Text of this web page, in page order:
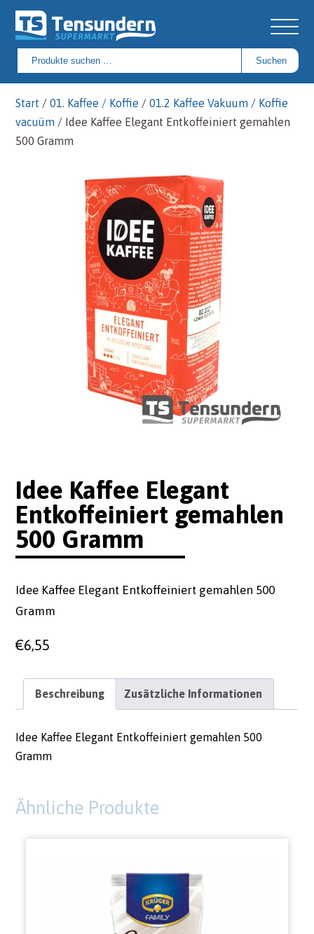
Suchen
nach:
Suchen
Start /01. Kaffee / Koffie /01.2 Kaffee Vakuum / Koffie
vacuüm / Idee Kaffee Elegant Entkoffeiniert gemahlen
500 Gramm
Idee Kaffee Elegant
Entkoffeiniert gemahlen
500 Gramm
Idee Kaffee Elegant Entkoffeiniert gemahlen 500
Gramm
€6,55
Beschreibung Zusätzliche Informationen
Idee Kaffee Elegant Entkoffeiniert gemahlen 500
Gramm
Ähnliche Produkte